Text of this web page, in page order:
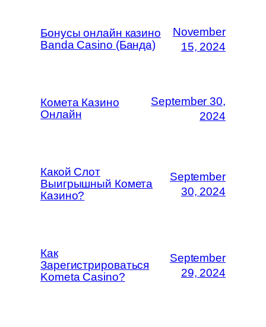
Бонусы онлайн казино
Banda Casino (Банда)
November
15, 2024
Комета Казино
Онлайн
September 30,
2024
Какой Слот
Выигрышный Комета
Казино?
September
30, 2024
Как
Зарегистрироваться
Kometa Casino?
September
29, 2024